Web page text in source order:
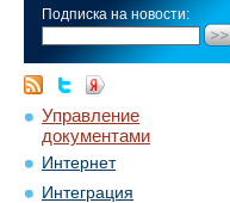
Подписка на новости:
Управление
документами
Интернет
Интеграция